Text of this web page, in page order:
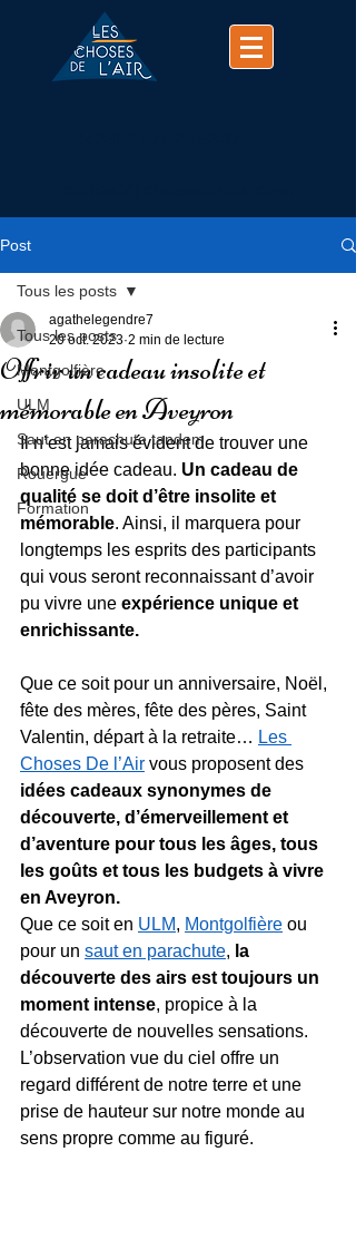
Post
Tous les posts
Montgolfière
ULM
Saut en parachute tandem
Rouergue
Formation
Tous les posts
Offrir un cadeau insolite et
mémorable en Aveyron
agathelegendre7
20 oct. 2023 2 min de lecture
Il n’est jamais évident de trouver une
bonne idée cadeau. Un cadeau de
qualité se doit d’être insolite et
mémorable. Ainsi, il marquera pour
longtemps les esprits des participants
qui vous seront reconnaissant d’avoir
pu vivre une expérience unique et
enrichissante.
Que ce soit pour un anniversaire, Noël,
fête des mères, fête des pères, Saint
Valentin, départ à la retraite… Les
Choses De l’Air vous proposent des
idées cadeaux synonymes de
découverte, d’émerveillement et
d’aventure pour tous les âges, tous
les goûts et tous les budgets à vivre
en Aveyron.
Que ce soit en ULM, Montgolfière ou
pour un saut en parachute, la
découverte des airs est toujours un
moment intense, propice à la
découverte de nouvelles sensations.
L’observation vue du ciel offre un
regard différent de notre terre et une
prise de hauteur sur notre monde au
sens propre comme au figuré.